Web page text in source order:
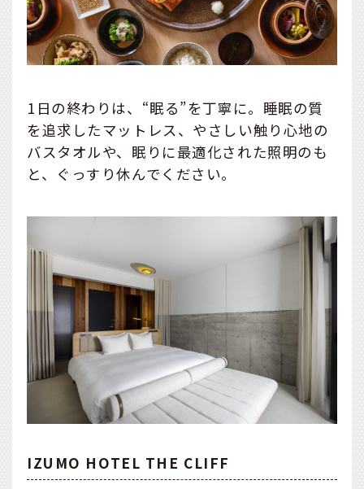
1日の終わりは、“眠る”を丁寧に。睡眠の質
を追求したマットレス、やさしい触り心地の
バスタオルや、眠りに最適化された照明のも
と、ぐっすり休んでください。
IZUMO HOTEL THE CLIFF